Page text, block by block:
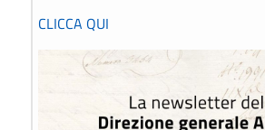
CLICCA QUI